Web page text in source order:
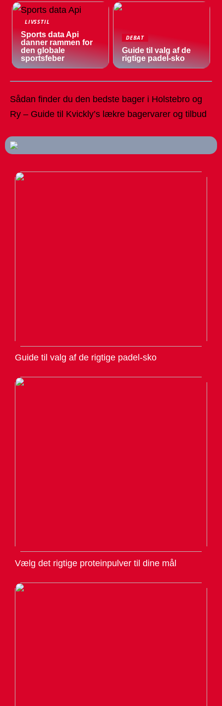
LIVSSTIL
Sports data Api
danner rammen for
den globale
sportsfeber
DEBAT
Guide til valg af de
rigtige padel-sko
Sådan finder du den bedste bager i Holstebro og
Ry – Guide til Kvickly’s lækre bagervarer og tilbud
Guide til valg af de rigtige padel-sko
Vælg det rigtige proteinpulver til dine mål